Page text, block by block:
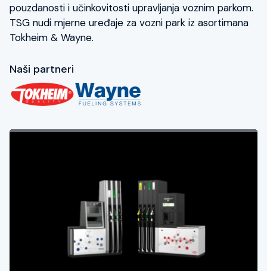
pouzdanosti i učinkovitosti upravljanja voznim parkom.
TSG nudi mjerne uređaje za vozni park iz asortimana
Tokheim & Wayne.
Naši partneri